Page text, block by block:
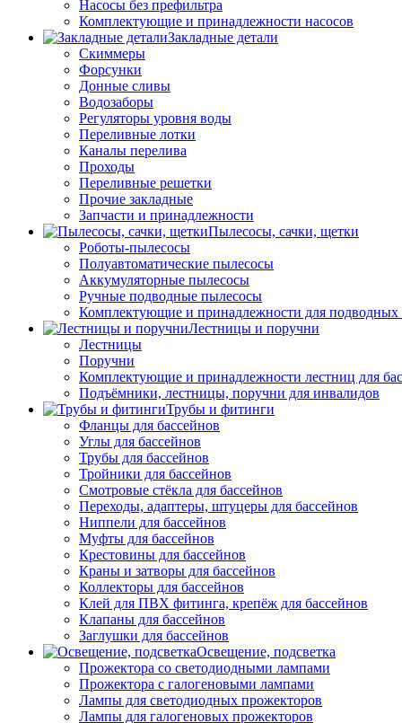
Насосы без префильтра
Комплектующие и принадлежности насосов
Закладные детали
Скиммеры
Форсунки
Донные сливы
Водозаборы
Регуляторы уровня воды
Переливные лотки
Каналы перелива
Проходы
Переливные решетки
Прочие закладные
Запчасти и принадлежности
Пылесосы, сачки, щетки
Роботы-пылесосы
Полуавтоматические пылесосы
Аккумуляторные пылесосы
Ручные подводные пылесосы
Комплектующие и принадлежности для подводных
Лестницы и поручни
Лестницы
Поручни
Комплектующие и принадлежности лестниц для
Подъёмники, лестницы, поручни для инвалидов
Трубы и фитинги
Фланцы для бассейнов
Углы для бассейнов
Трубы для бассейнов
Тройники для бассейнов
Смотровые стёкла для бассейнов
Переходы, адаптеры, штуцеры для бассейнов
Ниппели для бассейнов
Муфты для бассейнов
Крестовины для бассейнов
Краны и затворы для бассейнов
Коллекторы для бассейнов
Клей для ПВХ фитинга, крепёж для бассейнов
Клапаны для бассейнов
Заглушки для бассейнов
Освещение, подсветка
Прожектора со светодиодными лампами
Прожектора с галогеновыми лампами
Лампы для светодиодных прожекторов
Лампы для галогеновых прожекторов